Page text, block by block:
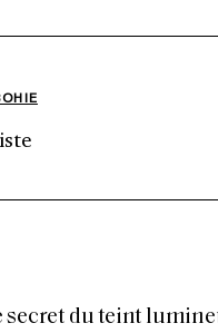
secret du teint